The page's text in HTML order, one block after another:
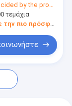
ακρυλικό
πολωνικό
by the product specifications
τεμάχια
Λάβετε την πιο πρόσφατη τιμή